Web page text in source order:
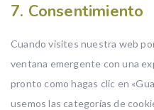
7. Consentimiento
Cuando visites nuestra web
ventana emergente con una
pronto como hagas clic en
usemos las categorías de